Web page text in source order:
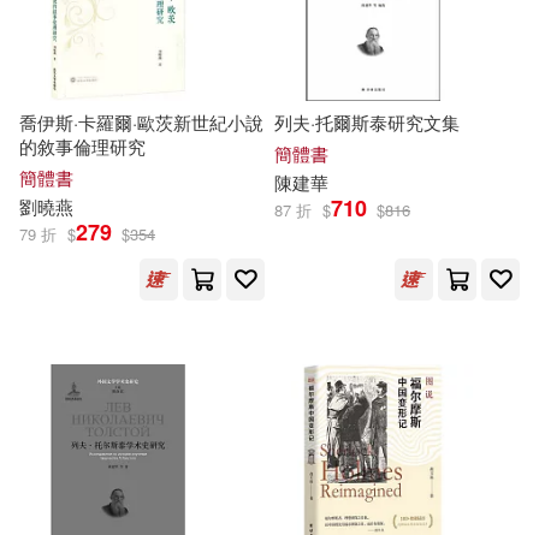
巨人傑(4)
幼福編輯部(4)
張祥斌（主編）(4) 徐裕軒(4)
愛紗無邊(4) 散狐(4)
查爾斯．麥克萊恩(4)
柯南·道爾(4)
華文精典(16)
Melo Classic(15)
Memories(15)
上海科技教育出版社(15)
上海音樂出版社(15)
二十一世紀出版社(15)
和平國際(15) 崧博出版(15)
喬伊斯·卡羅爾·歐茨新世紀小說
的敘事倫理研究
簡體書
劉曉燕
79 折 $279 $354
列夫·托爾斯泰研究文集
簡體書
陳建華
87 折 $710 $816